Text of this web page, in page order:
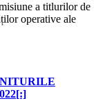
a titlurilor de
operative ale